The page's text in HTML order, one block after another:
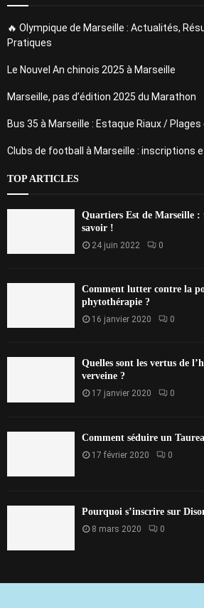
🔥 Olympique de Marseille : Actualités,
Pratiques
Le Nouvel An chinois 2025 à Marseille
Marseille, pas d’édition 2025 du Marathon
Bus 35 à Marseille : Estaque Riaux /
Clubs de football à Marseille : inscriptions
TOP ARTICLES
Quartiers Est de Marseille
savoir !
24 juin 2022 0
Comment lutter contre la
phytothérapie ?
16 janvier 2020 0
Quelles sont les vertus de
verveine ?
17 janvier 2020 0
Comment séduire un
17 février 2020 0
Pourquoi s’inscrire sur
8 mars 2020 0